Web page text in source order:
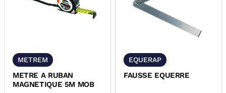
METREM
METRE A RUBAN
MAGNETIQUE 5M MOB
EQUERAP
FAUSSE EQUERRE